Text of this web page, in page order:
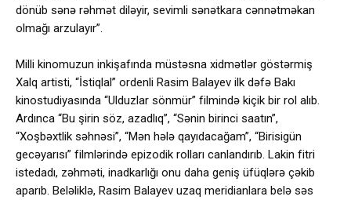
dönüb sənə rəhmət diləyir, sevimli sənətkara cənnətməkan
olmağı arzulayır”.
Milli kinomuzun inkişafında müstəsna xidmətlər göstərmiş
Xalq artisti, “İstiqlal” ordenli Rasim Balayev ilk dəfə Bakı
kinostudiyasında “Ulduzlar sönmür” filmində kiçik bir rol alıb.
Ardınca “Bu şirin söz, azadlıq”, “Sənin birinci saatın”,
“Xoşbəxtlik səhnəsi”, “Mən hələ qayıdacağam”, “Birisigün
gecəyarısı” filmlərində epizodik rolları canlandırıb. Lakin fitri
istedadı, zəhməti, inadkarlığı onu daha geniş üfüqlərə çəkib
aparıb. Beləliklə, Rasim Balayev uzaq meridianlara belə səs